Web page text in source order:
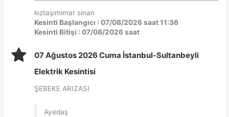
kıztaşımimar sinan
Kesinti Başlangıcı : 07/08/2026 saat 11:36
Kesinti Bitişi : 07/08/2026 saat
07 Ağustos 2026 Cuma İstanbul-Sultanbeyli
Elektrik Kesintisi
ŞEBEKE ARIZASI
Ayedaş